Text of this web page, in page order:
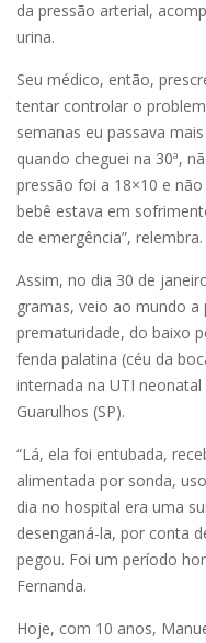
da pressão arterial,
urina.
Seu médico, então,
tentar controlar o
semanas eu passava
quando cheguei na 30ª,
pressão foi a 18×10 e
bebê estava em
de emergência”, relembra.
Assim, no dia 30 de
gramas, veio ao mundo a
prematuridade, do baixo
fenda palatina (céu da
internada na UTI
Guarulhos (SP).
“Lá, ela foi entubada,
alimentada por sonda,
dia no hospital era uma
desenganá-la, por conta
pegou. Foi um período
Fernanda.
Hoje, com 10 anos,